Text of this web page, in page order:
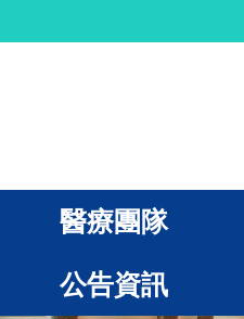
醫療團隊
公告資訊